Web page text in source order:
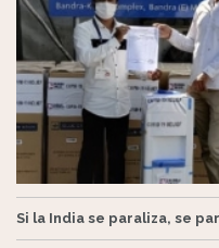
Si la India se paraliza, se